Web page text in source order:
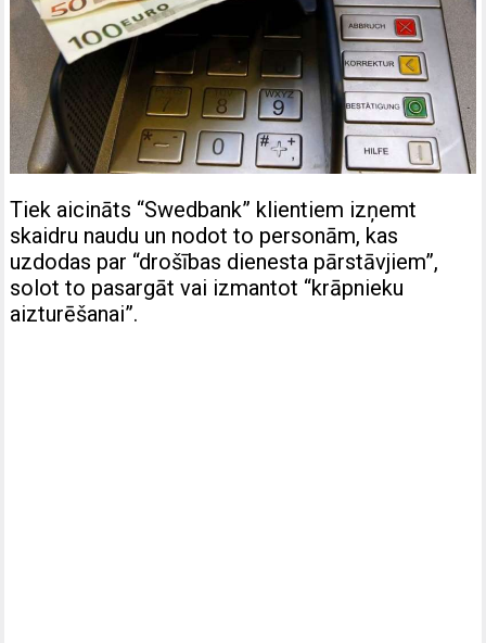
Tiek aicināts “Swedbank” klientiem izņemt
skaidru naudu un nodot to personām, kas
uzdodas par “drošības dienesta pārstāvjiem”,
solot to pasargāt vai izmantot “krāpnieku
aizturēšanai”.